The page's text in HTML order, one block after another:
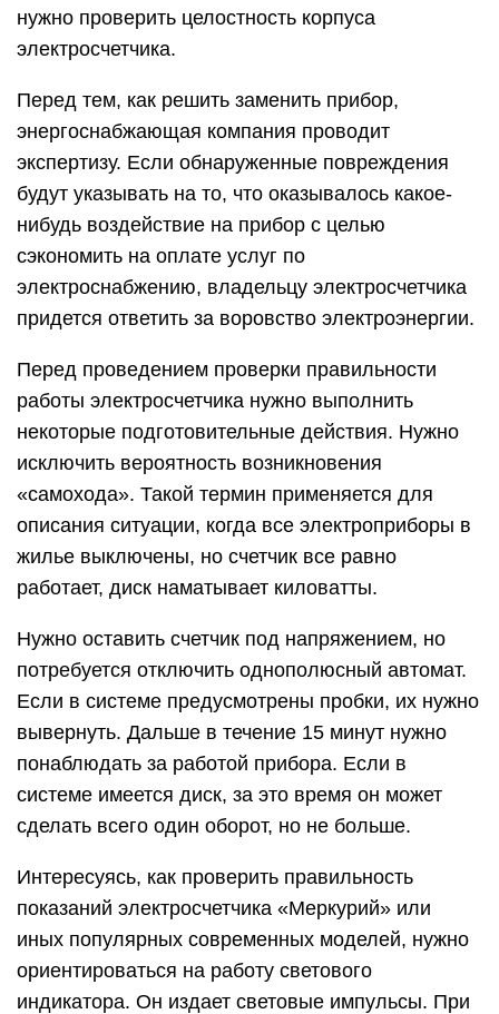
нужно проверить целостность корпуса
электросчетчика.
Перед тем, как решить заменить прибор,
энергоснабжающая компания проводит
экспертизу. Если обнаруженные повреждения
будут указывать на то, что оказывалось какое-
нибудь воздействие на прибор с целью
сэкономить на оплате услуг по
электроснабжению, владельцу электросчетчика
придется ответить за воровство электроэнергии.
Перед проведением проверки правильности
работы электросчетчика нужно выполнить
некоторые подготовительные действия. Нужно
исключить вероятность возникновения
«самохода». Такой термин применяется для
описания ситуации, когда все электроприборы в
жилье выключены, но счетчик все равно
работает, диск наматывает киловатты.
Нужно оставить счетчик под напряжением, но
потребуется отключить однополюсный автомат.
Если в системе предусмотрены пробки, их нужно
вывернуть. Дальше в течение 15 минут нужно
понаблюдать за работой прибора. Если в
системе имеется диск, за это время он может
сделать всего один оборот, но не больше.
Интересуясь, как проверить правильность
показаний электросчетчика «Меркурий» или
иных популярных современных моделей, нужно
ориентироваться на работу светового
индикатора. Он издает световые импульсы. При